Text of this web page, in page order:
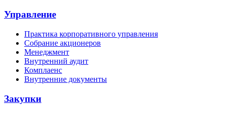
Управление
Практика корпоративного управления
Собрание акционеров
Менеджмент
Внутренний аудит
Комплаенс
Внутренние документы
Закупки